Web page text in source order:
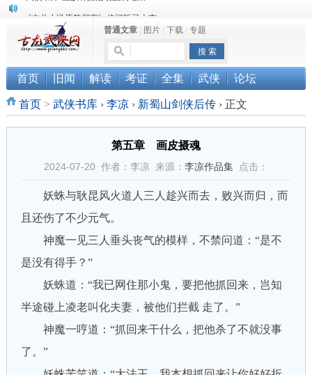
顾雪衣《古龙武侠小说知见录》上市
“武侠书库”查缺补漏活动圆满结束
普通文章| 图片| 下载| 专题
首页 旧闻 解读 考证 全集 武侠 论坛
首页> 武侠书库 › 李凉 › 新蜀山剑侠后传 ›正文
第五章 画皮摄魂
2024-07-20 作者：李凉 来源： 李凉作品集点击：
妖蛛与耿昆风火道人三人趁兴而去，败兴而归，而
且还伤了不少元气。
神魔一见三人垂头丧气的模样，不禁问道：“是不
是没有得手？”
妖蛛道：“我已网住那小鬼，要把他抓回来，岂知
半途碰上凌老叫化夫妻，被他们拦截 走了。”
神魔一哼道：“抓回来干什么，把他杀了不就没事
了。”